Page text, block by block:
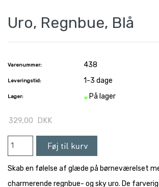
Uro, Regnbue, Blå
Varenummer: 438
Leveringstid: 1-3 dage
Lager: På lager
329,00 DKK
Skab en følelse af glæde på børneværelset
charmerende regnbue- og sky uro. De